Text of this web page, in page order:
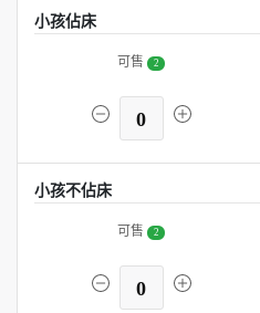
小孩佔床
可售 2
0
小孩不佔床
可售 2
0